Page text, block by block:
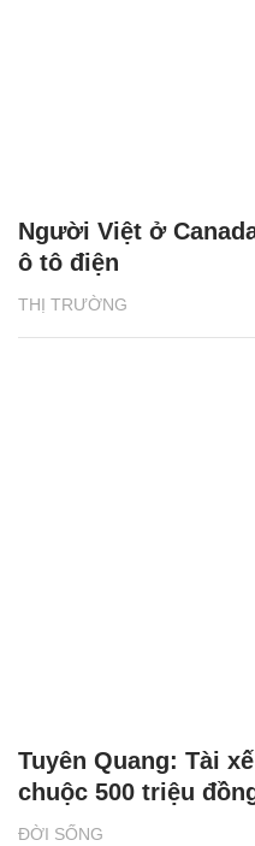
THỊ TRƯỜNG
Người Việt ở
ô tô điện
ĐỜI SỐNG
Tuyên Quang: Tài
chuộc 500 triệu